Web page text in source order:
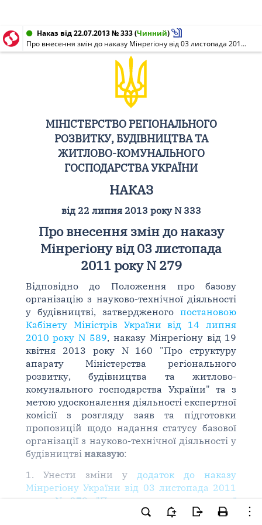
Наказ від 22.07.2013 № 333(Чинний)
Про внесення змін до наказу Мінрегіону від 03 листопада 2011 року N 279
МІНІСТЕРСТВО РЕГІОНАЛЬНОГО
РОЗВИТКУ, БУДІВНИЦТВА ТА
ЖИТЛОВО-КОМУНАЛЬНОГО
ГОСПОДАРСТВА УКРАЇНИ
НАКАЗ
від 22 липня 2013 року N 333
Про внесення змін до наказу
Мінрегіону від 03 листопада
2011 року N 279
Відповідно до Положення про базову
організацію з науково-технічної діяльності
у будівництві, затвердженогопостановою
Кабінету Міністрів України від 14 липня
2010 року N 589, наказу Мінрегіону від 19
квітня 2013 року N 160 "Про структуру
апарату Міністерства регіонального
розвитку, будівництва та житлово-
комунального господарства України" та з
метою удосконалення діяльності експертної
комісії з розгляду заяв та підготовки
пропозицій щодо надання статусу базової
організації з науково-технічної діяльності у
будівництві наказую:
1. Унести зміни удодаток до наказу
Мінрегіону України від 03 листопада 2011
року N 279 "Про утворення експертної
комісії з розгляду заяв та підготовки